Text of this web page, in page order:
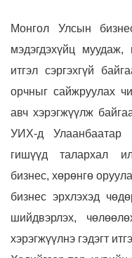
Монгол Улсын
мэдэгдэхүйц муудаж,
итгэл сэргэхгүй
орчныг сайжруулах
авч хэрэгжүүлж
УИХ-д Улаанбаатар
гишүүд талархал
бизнес, хөрөнгө
бизнес эрхлэхэд
шийдвэрлэх,
хэрэгжүүлнэ гэдэгт